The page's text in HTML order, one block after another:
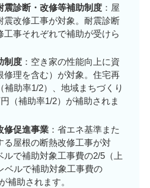
震診断・改修等補助制度：​屋
震改修工事が対象。耐震診断
工事それぞれで補助が受けら
制度：空き家の性能向上に資
修理を含む）が対象。住宅再
補助率1/2）、地域まちづくり
（補助率1/2）が補助されま
修促進事業：省エネ基準また
る屋根の断熱改修工事が対
ルで補助対象工事費の2/5（上
ベルで補助対象工事費の
補助されます。